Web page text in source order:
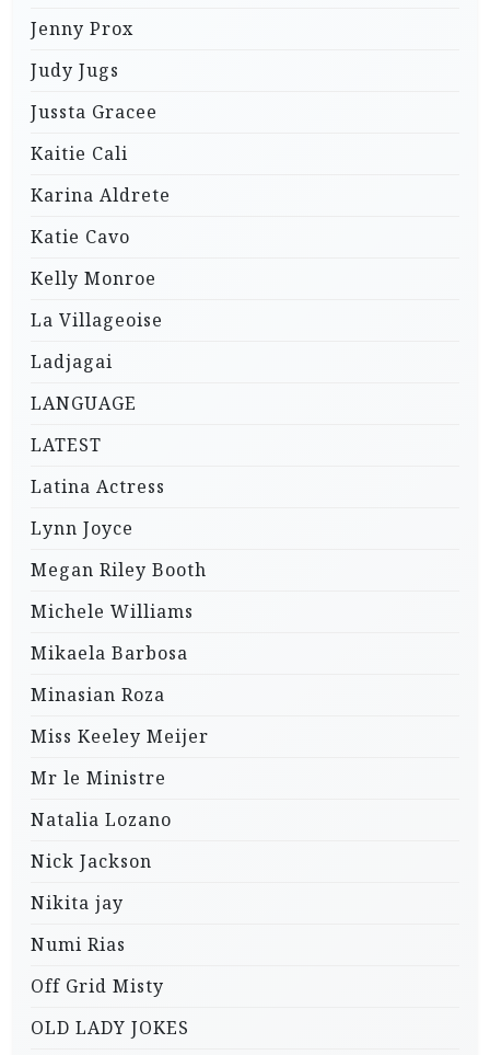
Jenny Prox
Judy Jugs
Jussta Gracee
Kaitie Cali
Karina Aldrete
Katie Cavo
Kelly Monroe
La Villageoise
Ladjagai
LANGUAGE
LATEST
Latina Actress
Lynn Joyce
Megan Riley Booth
Michele Williams
Mikaela Barbosa
Minasian Roza
Miss Keeley Meijer
Mr le Ministre
Natalia Lozano
Nick Jackson
Nikita jay
Numi Rias
Off Grid Misty
OLD LADY JOKES